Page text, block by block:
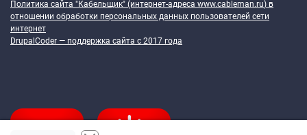
Политика сайта "Кабельщик" (интернет-адреса www.cableman.ru) в
отношении обработки персональных данных пользователей сети
интернет
DrupalCoder — поддержка сайта c 2017 года